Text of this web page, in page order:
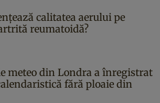
calitatea aerului pe
reumatoidă?
meteo din Londra a înregistrat
fără ploaie din